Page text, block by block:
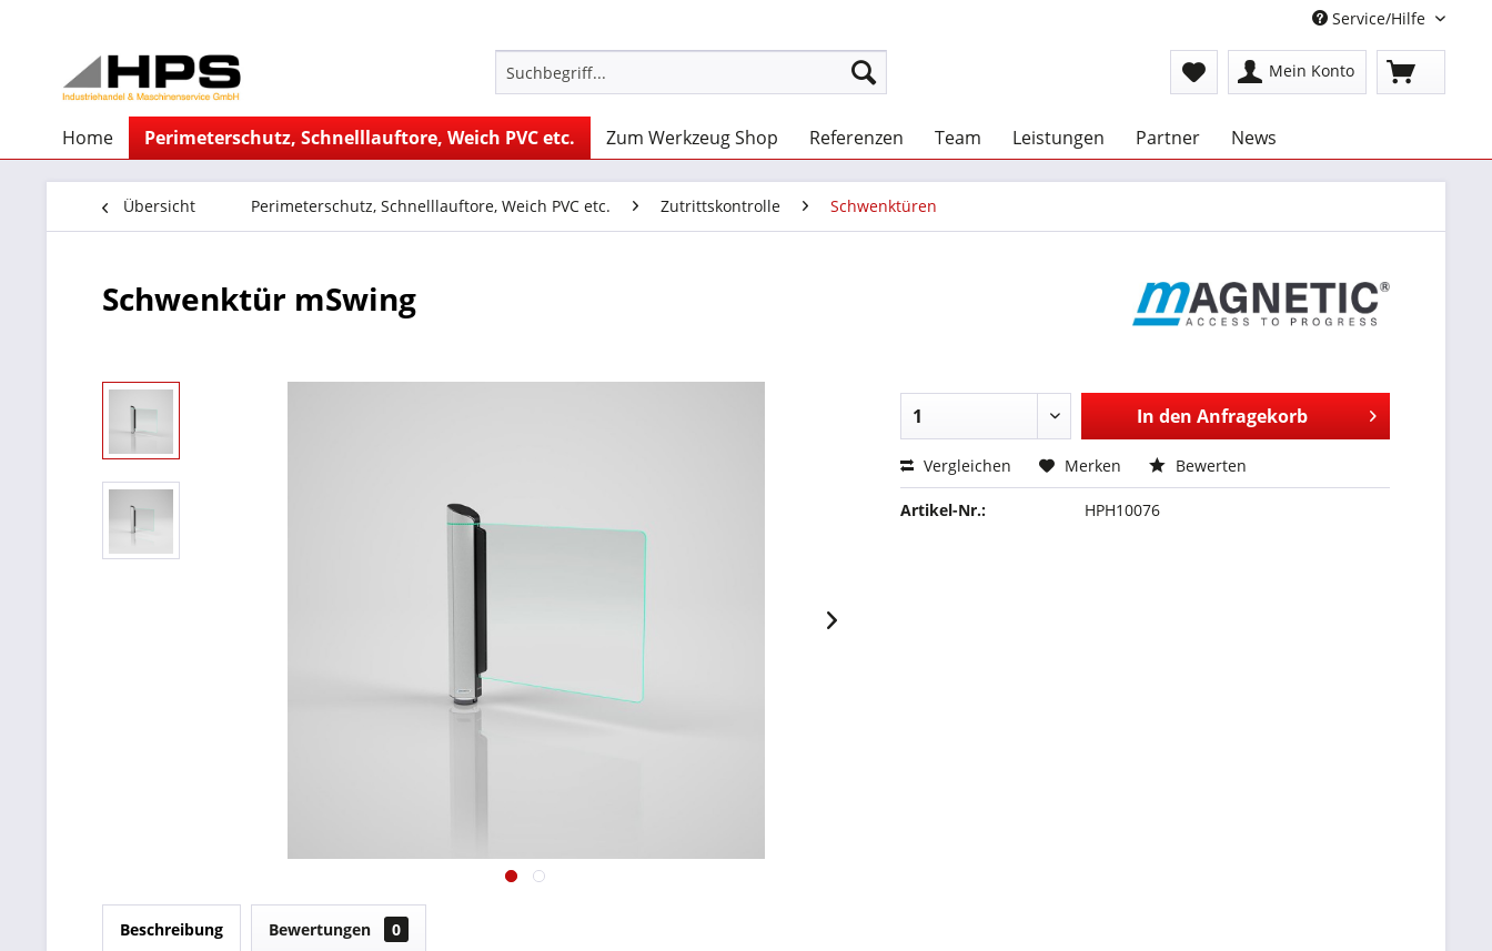
Service/Hilfe
Mein Konto
Home Perimeterschutz, Schnelllauftore, Weich PVC etc. Zum Werkzeug Shop Referenzen Team Leistungen Partner News
Übersicht Perimeterschutz, Schnelllauftore, Weich PVC etc. Zutrittskontrolle Schwenktüren
Schwenktür mSwing
In den Anfragekorb
Vergleichen Merken Bewerten
Artikel-Nr.: HPH10076
Beschreibung Bewertungen 0